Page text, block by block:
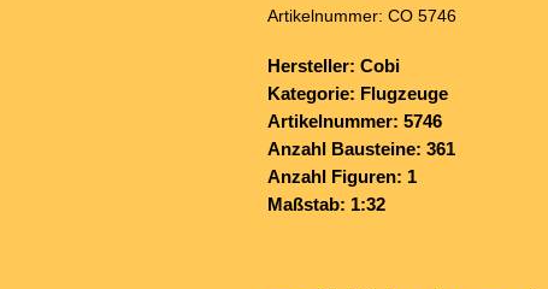
Artikelnummer: CO 5746
Hersteller: Cobi
Kategorie: Flugzeuge
Artikelnummer: 5746
Anzahl Bausteine: 361
Anzahl Figuren: 1
Maßstab: 1:32